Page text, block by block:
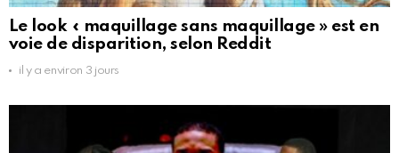
Le look « maquillage sans maquillage » est en
voie de disparition, selon Reddit
il y a environ 3 jours